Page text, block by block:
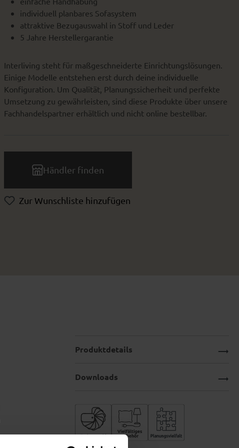
individuell planbares Sofasystem
attraktive Bezugauswahl in Stoff und Leder
5 Jahre Herstellergarantie
Interliving steht für maßgeschneiderte Einrichtungslösungen.
Einige Modelle entstehen erst durch deine individuelle
Konfiguration. Um Qualität, Planungssicherheit und perfekte
Umsetzung zu gewährleisten, sind diese Produkte über unsere
Fachhandelspartner erhältlich und nicht online bestellbar.
Händler finden
Zur Wunschliste hinzufügen
Produktdetails
Downloads